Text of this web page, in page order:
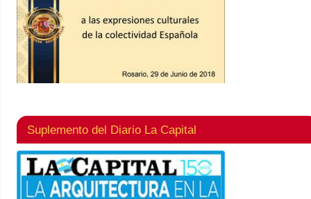
Suplemento del Diario La Capital